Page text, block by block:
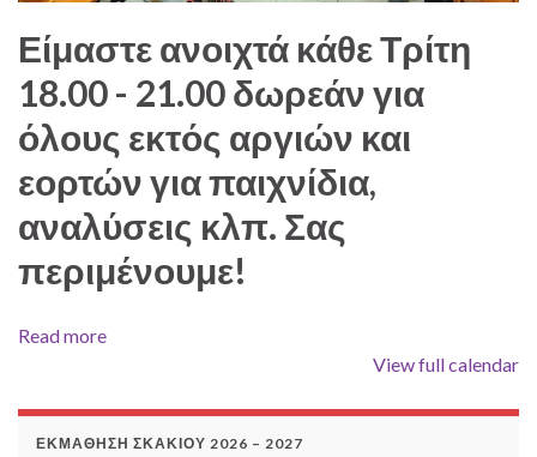
Είμαστε ανοιχτά κάθε Τρίτη
18.00 - 21.00 δωρεάν για
όλους εκτός αργιών και
εορτών για παιχνίδια,
αναλύσεις κλπ. Σας
περιμένουμε!
Read more
View full calendar
ΕΚΜΆΘΗΣΗ ΣΚΑΚΙΟΎ 2026 – 2027